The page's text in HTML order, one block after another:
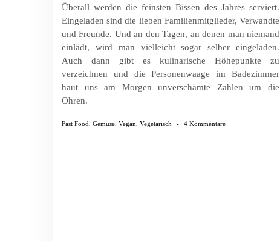
Überall werden die feinsten Bissen des Jahres serviert.
Eingeladen sind die lieben Familienmitglieder, Verwandte
und Freunde. Und an den Tagen, an denen man niemand
einlädt, wird man vielleicht sogar selber eingeladen.
Auch dann gibt es kulinarische Höhepunkte zu
verzeichnen und die Personenwaage im Badezimmer
haut uns am Morgen unverschämte Zahlen um die
Ohren.
Fast Food, Gemüse, Vegan, Vegetarisch - 4 Kommentare